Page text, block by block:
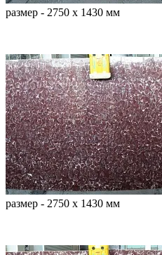
размер - 2750 х 1430 мм
размер - 2750 х 1430 мм